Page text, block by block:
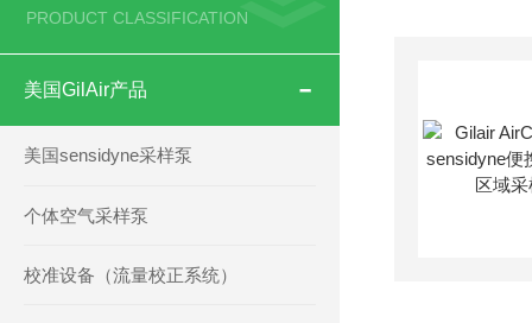
PRODUCT CLASSIFICATION
美国GilAir产品
美国sensidyne采样泵
个体空气采样泵
校准设备（流量校正系统）